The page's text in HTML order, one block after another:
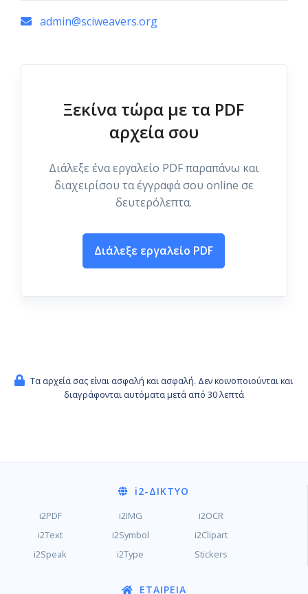
admin@sciweavers.org
Ξεκίνα τώρα με τα PDF
αρχεία σου
Διάλεξε ένα εργαλείο PDF παραπάνω και
διαχειρίσου τα έγγραφά σου online σε
δευτερόλεπτα.
Διάλεξε εργαλείο PDF
Τα αρχεία σας είναι ασφαλή και ασφαλή. Δεν κοινοποιούνται και
διαγράφονται αυτόματα μετά από 30 λεπτά
i2-ΔΊΚΤΥΟ
i2PDF i2IMG
i2OCR
i2Text
i2Symbol
i2Clipart
i2Speak
i2Type Stickers
ΕΤΑΙΡΕΊΑ